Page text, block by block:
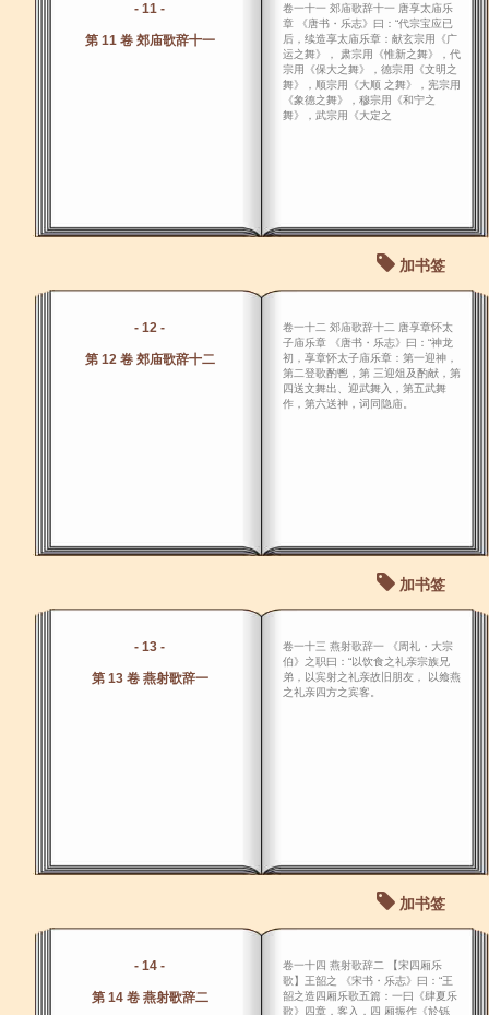
- 11 -
第 11 卷 郊庙歌辞十一
卷一十一 郊庙歌辞十一 唐享太庙乐
章 《唐书・乐志》曰：“代宗宝应已
后，续造享太庙乐章：献玄宗用《广
运之舞》， 肃宗用《惟新之舞》，代
宗用《保大之舞》，德宗用《文明之
舞》，顺宗用《大顺 之舞》，宪宗用
《象德之舞》，穆宗用《和宁之
舞》，武宗用《大定之
加书签
- 12 -
第 12 卷 郊庙歌辞十二
卷一十二 郊庙歌辞十二 唐享章怀太
子庙乐章 《唐书・乐志》曰：“神龙
初，享章怀太子庙乐章：第一迎神，
第二登歌酌鬯，第 三迎俎及酌献，第
四送文舞出、迎武舞入，第五武舞
作，第六送神，词同隐庙。
加书签
- 13 -
第 13 卷 燕射歌辞一
卷一十三 燕射歌辞一 《周礼・大宗
伯》之职曰：“以饮食之礼亲宗族兄
弟，以宾射之礼亲故旧朋友， 以飨燕
之礼亲四方之宾客。
加书签
- 14 -
第 14 卷 燕射歌辞二
卷一十四 燕射歌辞二 【宋四厢乐
歌】王韶之 《宋书・乐志》曰：“王
韶之造四厢乐歌五篇：一曰《肆夏乐
歌》四章，客入，四 厢振作《於铄